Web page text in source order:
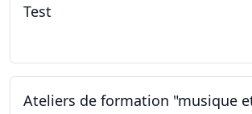
Test
Ateliers de formation "musique